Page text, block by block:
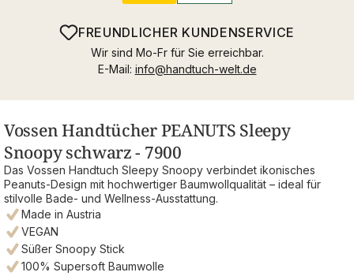
FREUNDLICHER KUNDENSERVICE
Wir sind Mo-Fr für Sie erreichbar.
E-Mail: info@handtuch-welt.de
Vossen Handtücher PEANUTS Sleepy
Snoopy schwarz - 7900
Das Vossen Handtuch Sleepy Snoopy verbindet ikonisches
Peanuts‑Design mit hochwertiger Baumwollqualität – ideal für
stilvolle Bade‑ und Wellness‑Ausstattung.
Made in Austria
VEGAN
Süßer Snoopy Stick
100% Supersoft Baumwolle